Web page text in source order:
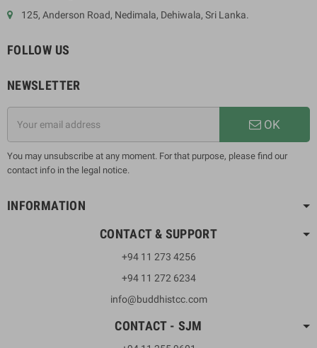
125, Anderson Road, Nedimala, Dehiwala, Sri Lanka.
FOLLOW US
NEWSLETTER
OK
You may unsubscribe at any moment. For that purpose, please find our
contact info in the legal notice.
INFORMATION
CONTACT & SUPPORT
+94 11 273 4256
+94 11 272 6234
info@buddhistcc.com
CONTACT - SJM